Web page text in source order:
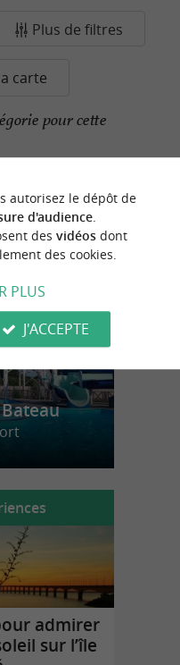
Plus de filtres
carte
pour cette
n
o
t
r
e
c
o
u
p
d
e
c
o
e
u
r
admirer
sur l’île
autorisez le dépôt de
d'audience.
des vidéosdont
des cookies.
PLUS
J'ACCEPTE